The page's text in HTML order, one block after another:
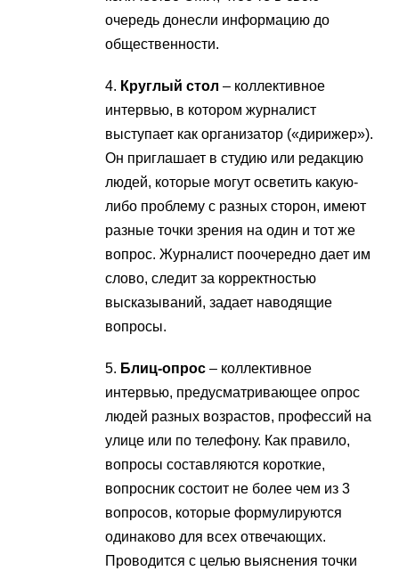
очередь донесли информацию до
общественности.
4. Круглый стол – коллективное
интервью, в котором журналист
выступает как организатор («дирижер»).
Он приглашает в студию или редакцию
людей, которые могут осветить какую-
либо проблему с разных сторон, имеют
разные точки зрения на один и тот же
вопрос. Журналист поочередно дает им
слово, следит за корректностью
высказываний, задает наводящие
вопросы.
5. Блиц-опрос – коллективное
интервью, предусматривающее опрос
людей разных возрастов, профессий на
улице или по телефону. Как правило,
вопросы составляются короткие,
вопросник состоит не более чем из 3
вопросов, которые формулируются
одинаково для всех отвечающих.
Проводится с целью выяснения точки